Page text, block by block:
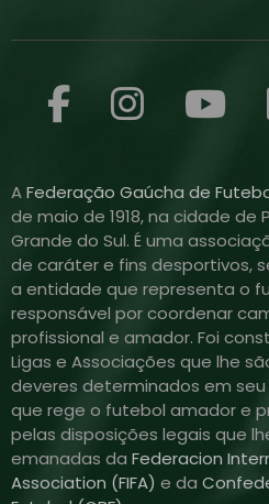
AFederação Gaúcha de
de maio de 1918, na cidade de
Grande do Sul. É uma
de caráter e fins desportivos,
a entidade que representa o
responsável por coordenar
profissional e amador. Foi
Ligas e Associações que lhe
deveres determinados em seu
que rege o futebol amador e
pelas disposições legais que
emanadas da Federacion
Association (FIFA) e da